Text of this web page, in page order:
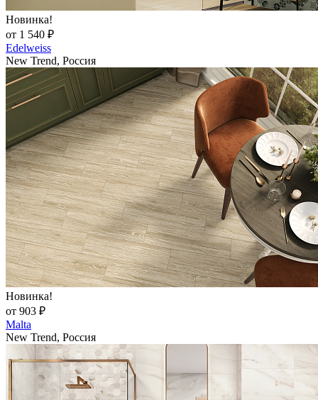
Новинка!
от 1 540 ₽
Edelweiss
New Trend, Россия
Новинка!
от 903 ₽
Malta
New Trend, Россия